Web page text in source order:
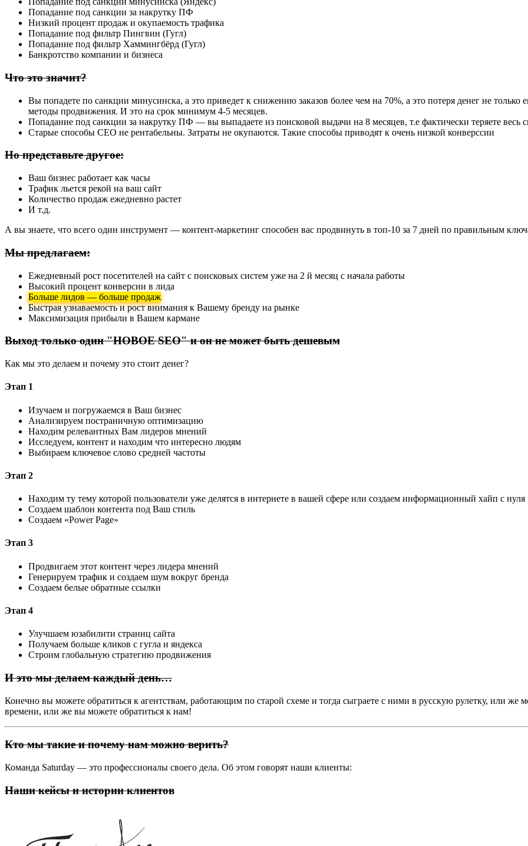
Попадание под санкции за накрутку ПФ
Низкий процент продаж и окупаемость трафика
Попадание под фильтр Пингвин (Гугл)
Попадание под фильтр Хаммингбёрд (Гугл)
Банкротство компании и бизнеса
Что это значит?
Вы попадете по санкции минусинска, а это приведет к снижению заказов более чем на 70%, а это потеря денег не
методы продвижения. И это на срок минимум 4-5 месяцев.
Попадание под санкции за накрутку ПФ — вы выпадаете из поисковой выдачи на 8 месяцев, т.е фактически теряете весь
Старые способы СЕО не рентабельны. Затраты не окупаются. Такие способы приводят к очень низкой конверссии
Но представьте другое:
Ваш бизнес работает как часы
Трафик льется рекой на ваш сайт
Количество продаж ежедневно растет
И т.д.
А вы знаете, что всего один инструмент — контент-маркетинг способен вас продвинуть в топ-10 за 7 дней по правильным
Мы предлагаем:
Ежедневный рост посетителей на сайт с поисковых систем уже на 2 й месяц с начала работы
Высокий процент конверсии в лида
Больше лидов — больше продаж
Быстрая узнаваемость и рост внимания к Вашему бренду на рынке
Максимизация прибыли в Вашем кармане
Выход только один "НОВОЕ SEO" и он не может быть дешевым
Как мы это делаем и почему это стоит денег?
Этап 1
Изучаем и погружаемся в Ваш бизнес
Анализируем постраничную оптимизацию
Находим релевантных Вам лидеров мнений
Исследуем, контент и находим что интересно людям
Выбираем ключевое слово средней частоты
Этап 2
Находим ту тему которой пользователи уже делятся в интернете в вашей сфере или создаем информационный хайп с нуля
Создаем шаблон контента под Ваш стиль
Создаем «Power Page»
Этап 3
Продвигаем этот контент через лидера мнений
Генерируем трафик и создаем шум вокруг бренда
Создаем белые обратные ссылки
Этап 4
Улучшаем юзабилити страниц сайта
Получаем больше кликов с гугла и яндекса
Строим глобальную стратегию продвижения
И это мы делаем каждый день…
Конечно вы можете обратиться к агентствам, работающим по старой схеме и тогда сыграете с ними в русскую рулетку, или же
времени, или же вы можете обратиться к нам!
Кто мы такие и почему нам можно верить?
Команда Saturday — это профессионалы своего дела. Об этом говорят наши клиенты:
Наши кейсы и истории клиентов